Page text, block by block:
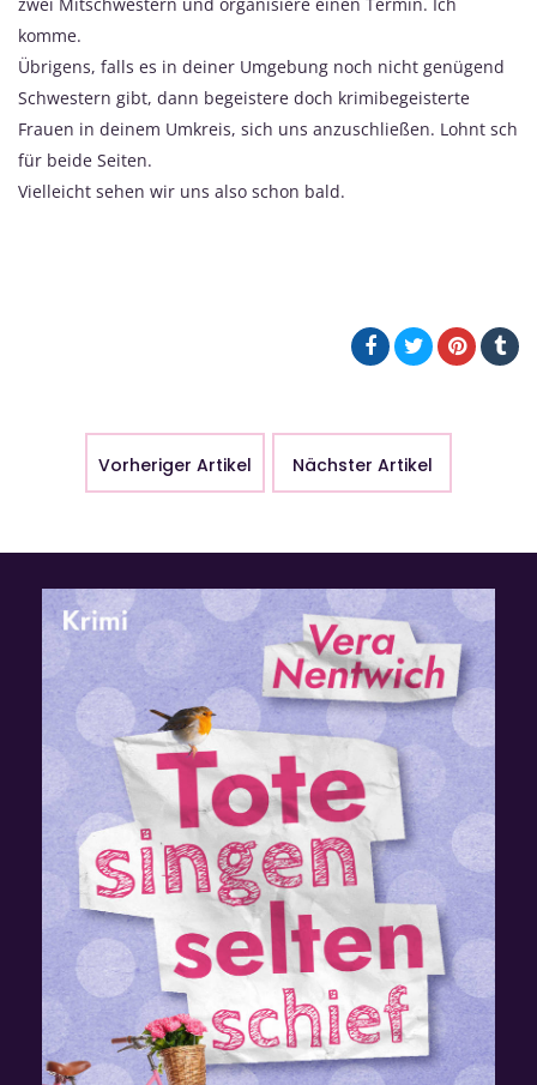
komme.
Übrigens, falls es in deiner Umgebung noch nicht genügend
Schwestern gibt, dann begeistere doch krimibegeisterte
Frauen in deinem Umkreis, sich uns anzuschließen. Lohnt sch
für beide Seiten.
Vielleicht sehen wir uns also schon bald.
Vorheriger Artikel Nächster Artikel